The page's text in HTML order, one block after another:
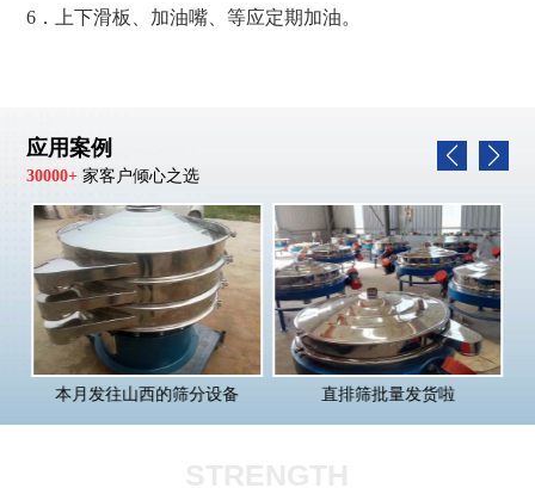
6．上下滑板、加油嘴、等应定期加油。
应用案例
30000+ 家客户倾心之选
本月发往山西的筛分设备 直排筛批量发货啦